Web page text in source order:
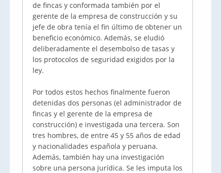
de fincas y conformada también por el
gerente de la empresa de construcción y su
jefe de obra tenía el fin último de obtener un
beneficio económico. Además, se eludió
deliberadamente el desembolso de tasas y
los protocolos de seguridad exigidos por la
ley.
Por todos estos hechos finalmente fueron
detenidas dos personas (el administrador de
fincas y el gerente de la empresa de
construcción) e investigada una tercera. Son
tres hombres, de entre 45 y 55 años de edad
y nacionalidades española y peruana.
Además, también hay una investigación
sobre una persona jurídica. Se les imputa los